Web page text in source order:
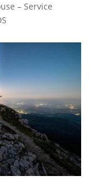
– Service